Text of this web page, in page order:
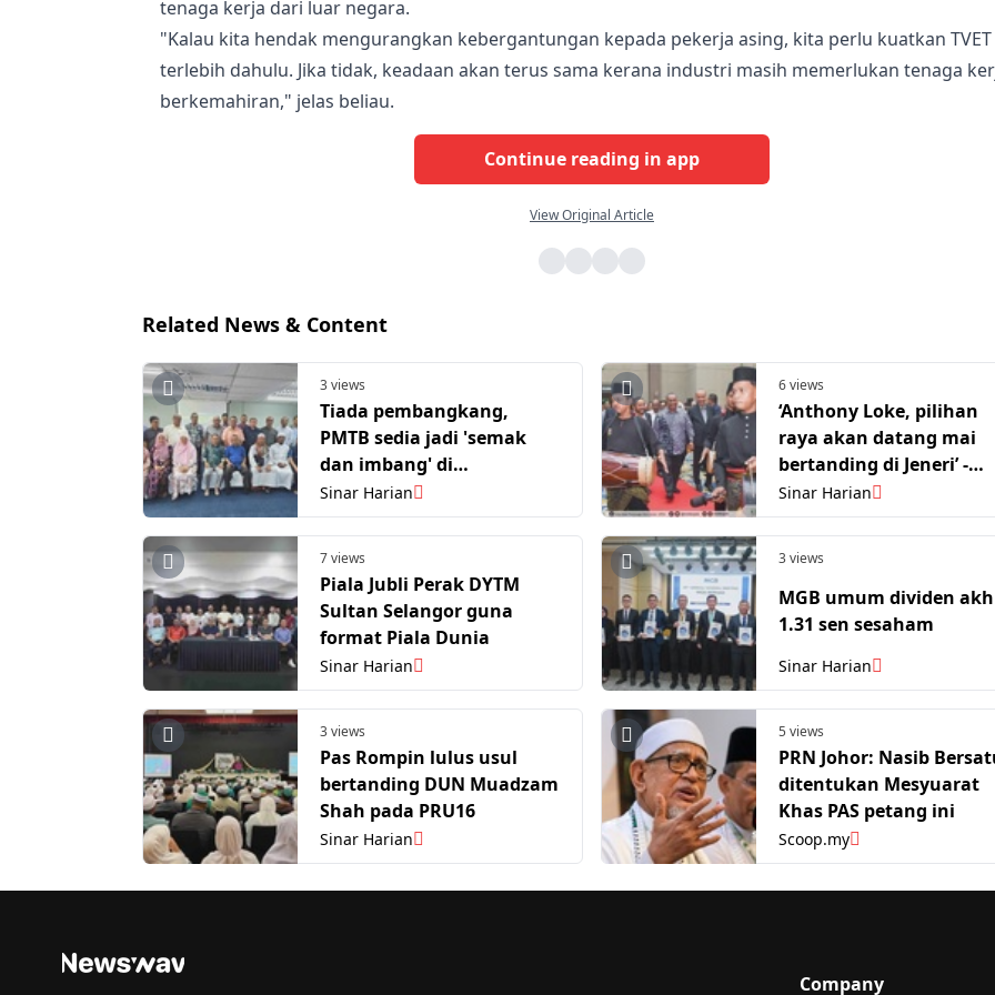
tenaga kerja dari luar negara.
"Kalau kita hendak mengurangkan kebergantungan kepada pekerja asing, kita perlu kuatkan TVET
terlebih dahulu. Jika tidak, keadaan akan terus sama kerana industri masih memerlukan tenaga
berkemahiran," jelas beliau.
Continue reading in app
View Original Article
Related News & Content
3 views
Tiada pembangkang,
PMTB sedia jadi 'semak
dan imbang' di
Terengganu
Sinar Harian
6 views
‘Anthony Loke, pilihan
raya akan datang mai
bertanding di Jeneri’ -
Sanusi
Sinar Harian
7 views
Piala Jubli Perak DYTM
Sultan Selangor guna
format Piala Dunia
Sinar Harian
3 views
MGB umum dividen
1.31 sen sesaham
Sinar Harian
3 views
Pas Rompin lulus usul
bertanding DUN Muadzam
Shah pada PRU16
Sinar Harian
5 views
PRN Johor: Nasib
ditentukan Mesyuarat
Khas PAS petang ini
Scoop.my
Company